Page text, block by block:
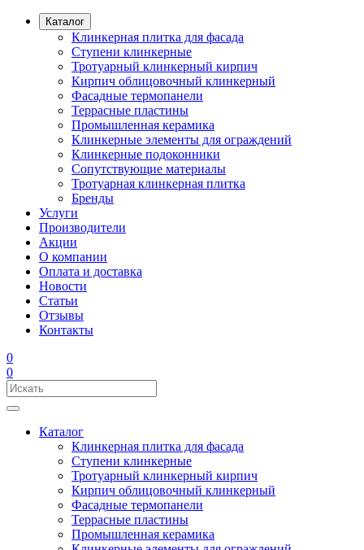
Каталог
Клинкерная плитка для фасада
Ступени клинкерные
Тротуарный клинкерный кирпич
Кирпич облицовочный клинкерный
Фасадные термопанели
Террасные пластины
Промышленная керамика
Клинкерные элементы для ограждений
Клинкерные подоконники
Сопутствующие материалы
Тротуарная клинкерная плитка
Бренды
Услуги
Производители
Акции
О компании
Оплата и доставка
Новости
Статьи
Отзывы
Контакты
0
0
Каталог
Клинкерная плитка для фасада
Ступени клинкерные
Тротуарный клинкерный кирпич
Кирпич облицовочный клинкерный
Фасадные термопанели
Террасные пластины
Промышленная керамика